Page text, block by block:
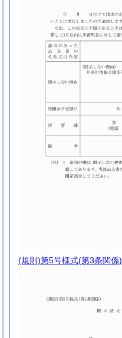
(規則)第5号様式(第3条関係)